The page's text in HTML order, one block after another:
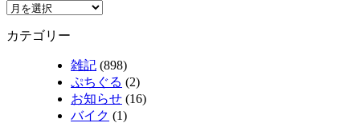
カテゴリー
雑記 (898)
ぷちぐる (2)
お知らせ (16)
バイク (1)